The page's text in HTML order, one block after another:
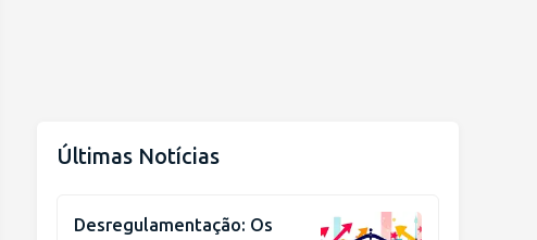
Últimas Notícias
Desregulamentação: Os